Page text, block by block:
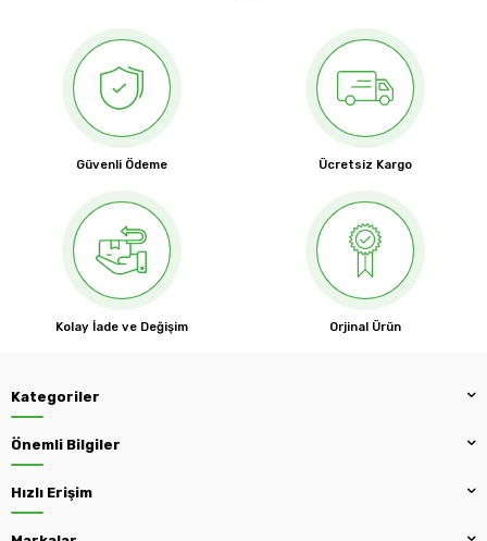
Güvenli Ödeme Ücretsiz Kargo
Kolay İade ve Değişim Orjinal Ürün
Kategoriler
Önemli Bilgiler
Hızlı Erişim